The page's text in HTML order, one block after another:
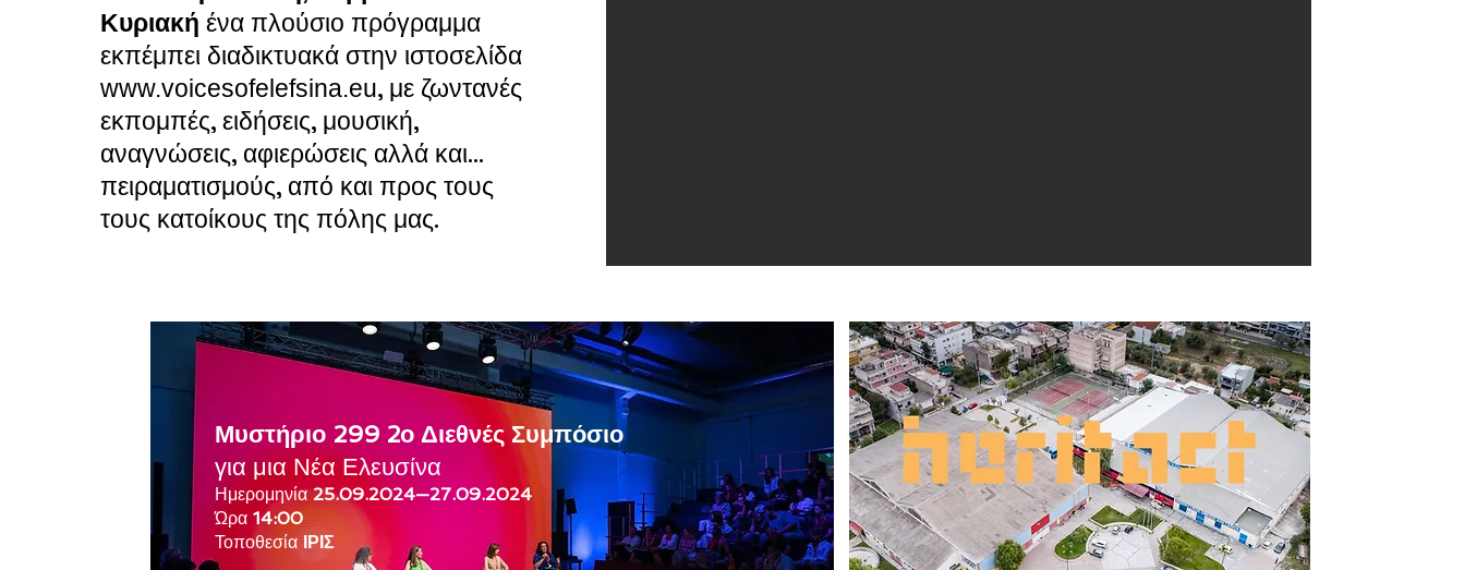
Κυριακή ένα πλούσιο πρόγραμμα
εκπέμπει διαδικτυακά στην ιστοσελίδα
www.voicesofelefsina.eu, με ζωντανές
εκπομπές, ειδήσεις, μουσική,
αναγνώσεις, αφιερώσεις αλλά και...
πειραματισμούς, από και προς τους
τους κατοίκους της πόλης μας.
Μυστήριο 299 2ο Διεθνές Συμπόσιο
για μια Νέα Ελευσίνα
Ημερομηνία25.09.2024—27.09.2024
Ώρα 14:00
Τοποθεσία ΙΡΙΣ